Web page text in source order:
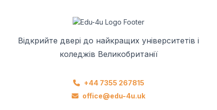
Відкрийте двері до найкращих університетів і
коледжів Великобританії
+44 7355 267815
office@edu-4u.uk